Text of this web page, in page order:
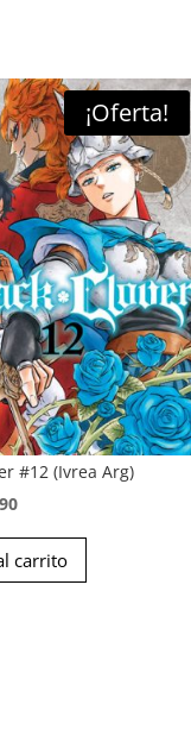
¡Oferta!
#12 (Ivrea Arg)
El
precio
actual
carrito